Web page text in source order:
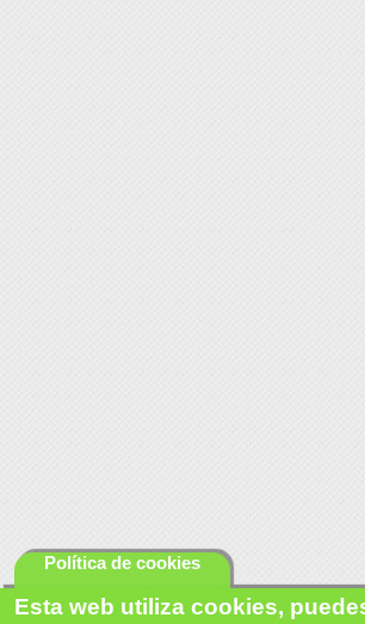
Esta web utiliza cookies,
Política de cookies